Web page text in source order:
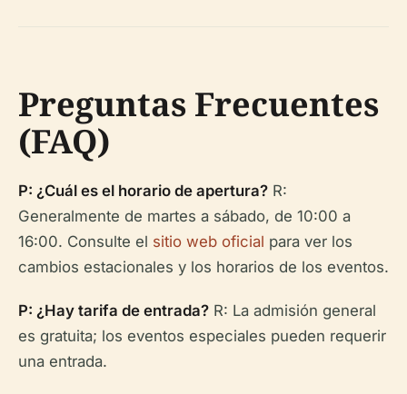
Preguntas Frecuentes
(FAQ)
P: ¿Cuál es el horario de apertura? R:
Generalmente de martes a sábado, de 10:00 a
16:00. Consulte el sitio web oficial para ver los
cambios estacionales y los horarios de los eventos.
P: ¿Hay tarifa de entrada? R: La admisión general
es gratuita; los eventos especiales pueden requerir
una entrada.